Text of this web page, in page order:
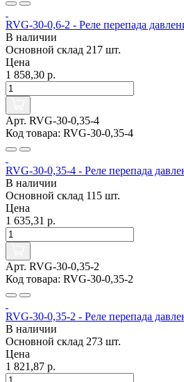
RVG-30-0,6-2 - Реле перепада
В наличии
Основной склад 217 шт.
Цена
1 858,30 р.
Арт. RVG-30-0,35-4
Код товара: RVG-30-0,35-4
RVG-30-0,35-4 - Реле перепада
В наличии
Основной склад 115 шт.
Цена
1 635,31 р.
Арт. RVG-30-0,35-2
Код товара: RVG-30-0,35-2
RVG-30-0,35-2 - Реле перепада
В наличии
Основной склад 273 шт.
Цена
1 821,87 р.